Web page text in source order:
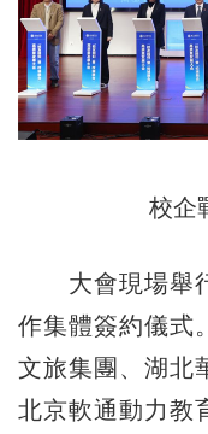
校企
大會現場舉行
作集體簽約儀式
文旅集團、湖北
北京軟通動力教